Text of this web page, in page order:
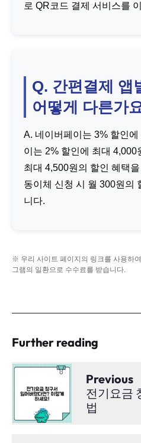
로 QR코드 결제 서비스를
Q. 간편결제 앱
어떻게 다른가
A. 네이버페이는 3% 할인에
이는 2% 할인에 최대 4,000
최대 4,500원의 할인 혜택
동이체 신청 시 월 300원의
니다.
※ 우리 사이트 페이지의 링크를 사용하
그램의 일환으로 수수료를 받습니다.
Further reading
Previous
전기요금
법